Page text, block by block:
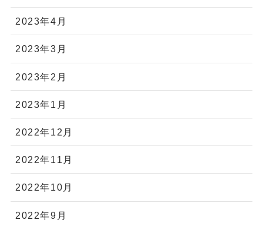
2023年4月
2023年3月
2023年2月
2023年1月
2022年12月
2022年11月
2022年10月
2022年9月